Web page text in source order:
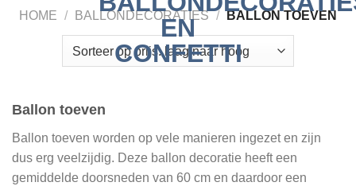
HOME / BALLONDECORATIES / BALLON TOEVEN
Ballon toeven
Ballon toeven worden op vele manieren ingezet en zijn
dus erg veelzijdig. Deze ballon decoratie heeft een
gemiddelde doorsneden van 60 cm en daardoor een